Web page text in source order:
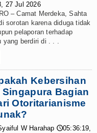
Nasution Minta
: Kemerdekaan
ke Pemandian Air
Tujuh
Ringkus 3
Absen di
27 Jul 2026
– Camat Merdeka, Sahta
sorotan karena diduga tidak
pelaporan terhadap
yang berdiri di . . .
Kebersihan
Singapura Bagian
Otoritarianisme
W Harahap 🕔05:36:19,